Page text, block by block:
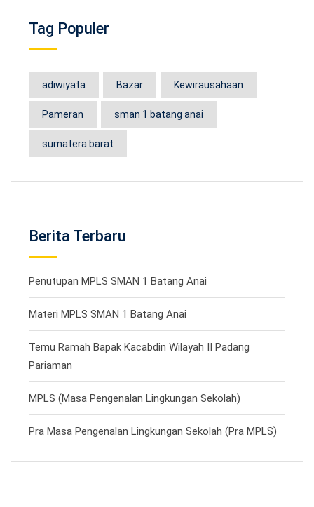
Tag Populer
adiwiyata Bazar Kewirausahaan
Pameran sman 1 batang anai
sumatera barat
Berita Terbaru
Penutupan MPLS SMAN 1 Batang Anai
Materi MPLS SMAN 1 Batang Anai
Temu Ramah Bapak Kacabdin Wilayah II Padang
Pariaman
MPLS (Masa Pengenalan Lingkungan Sekolah)
Pra Masa Pengenalan Lingkungan Sekolah (Pra MPLS)